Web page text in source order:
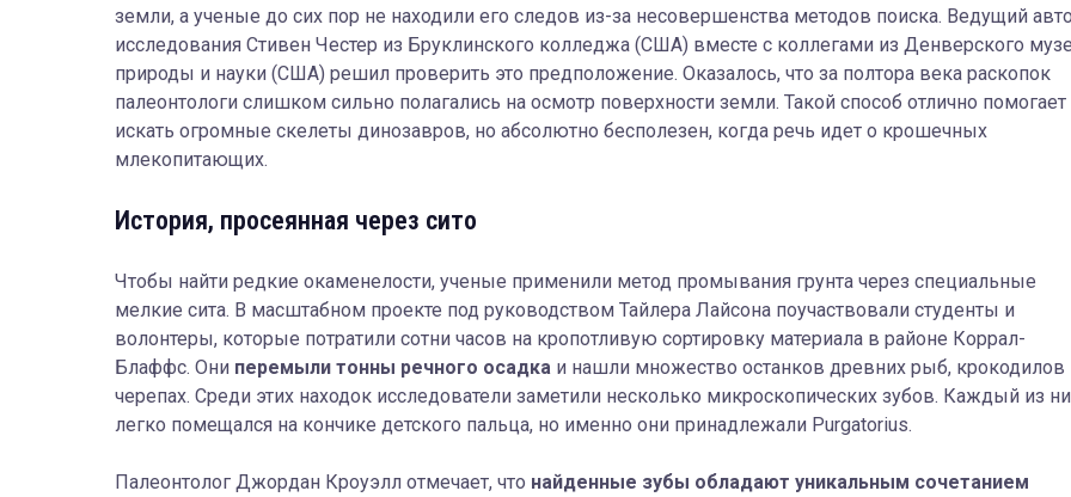
земли, а ученые до сих пор не находили его следов из-за несовершенства методов поиска. Ведущий
исследования Стивен Честер из Бруклинского колледжа (США) вместе с коллегами из Денверского
природы и науки (США) решил проверить это предположение. Оказалось, что за полтора века раскопок
палеонтологи слишком сильно полагались на осмотр поверхности земли. Такой способ отлично помогает
искать огромные скелеты динозавров, но абсолютно бесполезен, когда речь идет о крошечных
млекопитающих.
История, просеянная через сито
Чтобы найти редкие окаменелости, ученые применили метод промывания грунта через специальные
мелкие сита. В масштабном проекте под руководством Тайлера Лайсона поучаствовали студенты и
волонтеры, которые потратили сотни часов на кропотливую сортировку материала в районе Коррал-
Блаффс. Они перемыли тонны речного осадка и нашли множество останков древних рыб, крокодилов
черепах. Среди этих находок исследователи заметили несколько микроскопических зубов. Каждый из
легко помещался на кончике детского пальца, но именно они принадлежали Purgatorius.
Палеонтолог Джордан Кроуэлл отмечает, что найденные зубы обладают уникальным сочетанием